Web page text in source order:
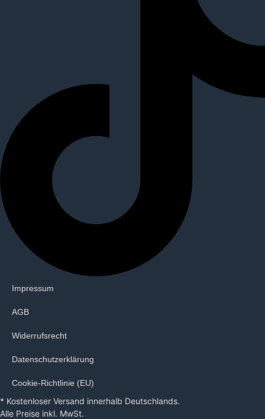
Impressum
AGB
Widerrufsrecht
Datenschutzerklärung
Cookie-Richtlinie (EU)
* Kostenloser Versand innerhalb Deutschlands.
Alle Preise inkl. MwSt.